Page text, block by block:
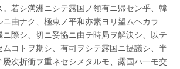
。若シ満洲ニシテ露国ノ領有ニ帰セン乎、韓
由ナク、極東ノ平和亦素ヨリ望ムヘカラ
ニ際シ、切ニ妥協ニ由テ時局ヲ解決シ、以テ
コトヲ期シ、有司ヲシテ露国ニ提議シ、半
屡次折衝ヲ重ネセシメタルモ、露国ハ一モ交